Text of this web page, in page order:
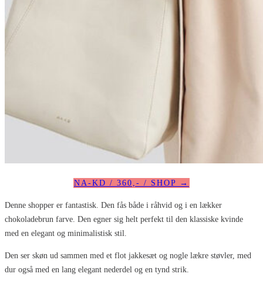
NA-KD / 360,- / SHOP →
Denne shopper er fantastisk. Den fås både i råhvid og i en lækker
chokoladebrun farve. Den egner sig helt perfekt til den klassiske kvinde
med en elegant og minimalistisk stil.
Den ser skøn ud sammen med et flot jakkesæt og nogle lækre støvler, med
dur også med en lang elegant nederdel og en tynd strik.